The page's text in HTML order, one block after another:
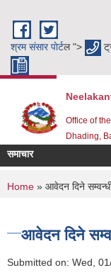
श्रम संसार पाेर्टल ">
Office of
Dhading,
समाचार
You are
Home » आवेदन दिने
आवेदन दिने
Submitted on: Wed,